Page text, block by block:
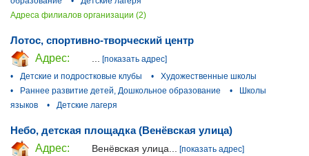
Адреса филиалов организации (2)
Лотос, спортивно-творческий центр
Адрес:
[показать адрес]
•
Детские и подростковые клубы •
Художественные школы
•
Раннее развитие детей, Дошкольное образование •
Школы
языков
• Детские лагеря
Небо, детская площадка (Венёвская улица)
Адрес:
Венёвская улица... [показать адрес]